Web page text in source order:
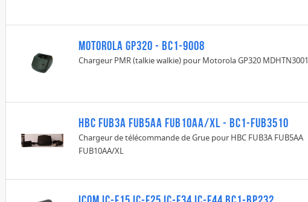
Motorola GP320 - BC1-9008
Chargeur PMR (talkie walkie) pour Motorola GP320 MDHTN3001
HBC FUB3A FUB5AA FUB10AA/XL - BC1-FUB3510
Chargeur de télécommande de Grue pour HBC FUB3A FUB5AA
FUB10AA/XL